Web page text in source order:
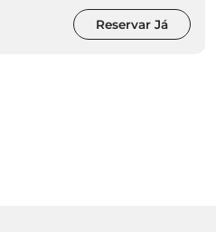
Reservar Já